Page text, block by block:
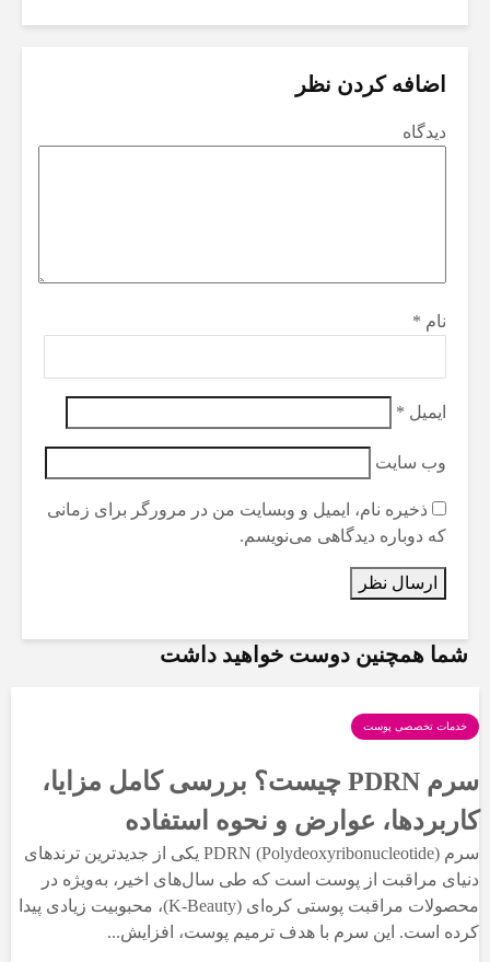
اضافه کردن نظر
دیدگاه
نام *
ایمیل *
وب‌ سایت
ذخیره نام، ایمیل و وبسایت من در مرورگر برای زمانی
که دوباره دیدگاهی می‌نویسم.
شما همچنین دوست خواهید داشت
خدمات تخصصی پوست
سرم PDRN چیست؟ بررسی کامل مزایا،
کاربردها، عوارض و نحوه استفاده
سرم PDRN (Polydeoxyribonucleotide) یکی از جدیدترین ترندهای
دنیای مراقبت از پوست است که طی سال‌های اخیر، به‌ویژه در
محصولات مراقبت پوستی کره‌ای (K-Beauty)، محبوبیت زیادی پیدا
کرده است. این سرم با هدف ترمیم پوست، افزایش...